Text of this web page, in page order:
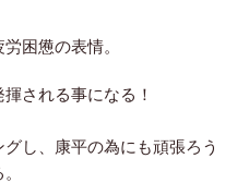
困憊の表情。
される事になる！
し、康平の為にも頑張ろう